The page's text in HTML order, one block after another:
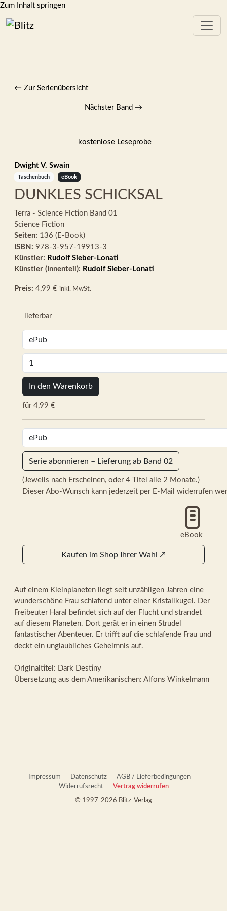
Zum Inhalt springen
← Zur Serienübersicht
Nächster Band →
kostenlose Leseprobe
Dwight V. Swain
Taschenbuch eBook
DUNKLES SCHICKSAL
Terra - Science Fiction Band 01
Science Fiction
Seiten: 136 (E-Book)
ISBN: 978-3-957-19913-3
Künstler: Rudolf Sieber-Lonati
Künstler (Innenteil): Rudolf Sieber-Lonati
Preis: 4,99 € inkl. MwSt.
lieferbar
In den Warenkorb
für 4,99 €
Serie abonnieren – Lieferung ab Band 02
(Jeweils nach Erscheinen, oder 4 Titel alle 2 Monate.)
Dieser Abo-Wunsch kann jederzeit per E-Mail widerrufen
eBook
Kaufen im Shop Ihrer Wahl ↗
Auf einem Kleinplaneten liegt seit unzähligen Jahren eine
wunderschöne Frau schlafend unter einer Kristallkugel. Der
Freibeuter Haral befindet sich auf der Flucht und strandet
auf diesem Planeten. Dort gerät er in einen Strudel
fantastischer Abenteuer. Er trifft auf die schlafende Frau und
deckt ein unglaubliches Geheimnis auf.
Originaltitel: Dark Destiny
Übersetzung aus dem Amerikanischen: Alfons Winkelmann
Impressum Datenschutz
AGB / Lieferbedingungen
Widerrufsrecht
Vertrag widerrufen
© 1997-2026 Blitz-Verlag